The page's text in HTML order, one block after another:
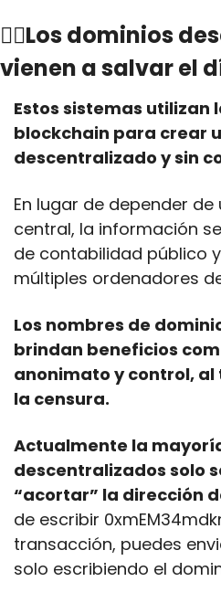
🦸‍♂Los dominios
vienen a salvar el
Estos sistemas utilizan
blockchain para crear
descentralizado y sin
En lugar de depender
central, la información
de contabilidad público
múltiples ordenadores
Los nombres de
brindan beneficios
anonimato y control,
la censura.
Actualmente la
descentralizados solo
“acortar” la dirección
de escribir
transacción, puedes
solo escribiendo el